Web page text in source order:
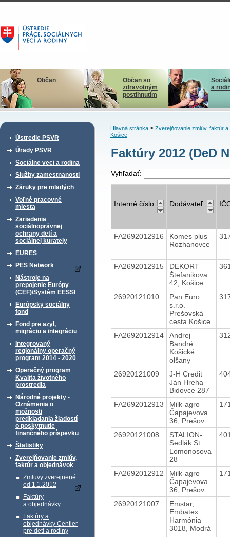
Občan
Občan so
zdravotným
postihnutím
a
Ústredie PSVR
Úrady PSVR
Sociálne veci a rodina
Služby zamestnanosti
Záruky pre mladých
Voľné pracovné
miesta
Zariadenia
sociálnoprávnej
ochrany detí a
sociálnej kurately
EURES
PES Network
Nástroje na
prepojenie Európy
(CEF)/Systém EESSI
Európsky sociálny
fond
Fond pre azyl,
migráciu a integráciu
Integrovaný
regionálny operačný
program 2014 - 2020
Operačný program
Kvalita životného
prostredia
Národné projekty -
Oznámenia o
možnosti
predkladania žiadostí
o poskytnutie
finančného príspevku
Štatistiky
Zverejňovanie zmlúv,
faktúr a objednávok
Zmluvy zverejnené
od 1.1.2012
Faktúry
a objednávky
Faktúry a
objednávky Centier
pre deti a rodiny
Hlavná stránka> Zverejňovanie zmlúv, faktúr a
Košice
Faktúry 2012 (DeD
Vyhľadať:
Interné číslo Dodávateľ
FA2692012916
Komes plus
Rozhanovce
FA2692012915
DEKORT
Štefanikova
42, Košice
26920121010
Pan Euro
s.r.o.
Prešovská
cesta Košice
FA2692012914
Andrej
Bandré
Košické
olšany
26920121009
J-H Credit
Ján Hreha
Bidovce 287
FA2692012913
Milk-agro
Čapajevova
36, Prešov
26920121008
STALION-
Sedlák St.
Lomonosova
28
FA2692012912
Milk-agro
Čapajevova
36, Prešov
26920121007
Emstar,
Embatex
Harmónia
3018, Modrá